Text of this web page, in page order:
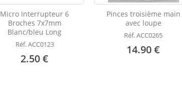
Micro Interrupteur 6
Broches 7x7mm
Blanc/bleu Long
Réf. ACC0123
2.50 €
Pinces troisième main
avec loupe
Réf. ACC0265
14.90 €